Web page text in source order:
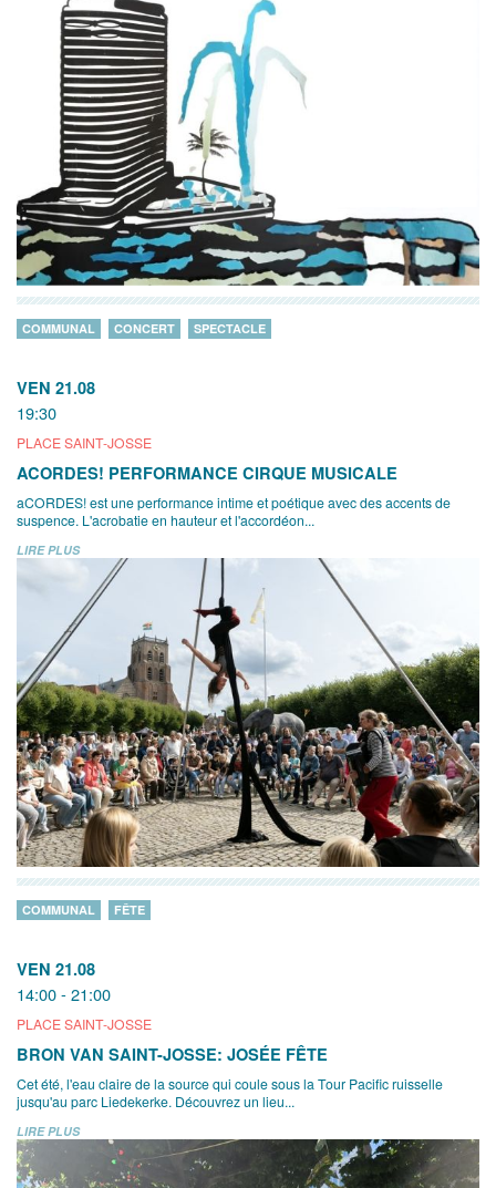
VEN 21.08
19:30
PLACE SAINT-JOSSE
COMMUNAL CONCERT SPECTACLE
ACORDES! PERFORMANCE CIRQUE MUSICALE
aCORDES! est une performance intime et poétique avec des accents de
suspence. L'acrobatie en hauteur et l'accordéon...
LIRE PLUS
VEN 21.08
14:00 - 21:00
PLACE SAINT-JOSSE
COMMUNAL FÊTE
BRON VAN SAINT-JOSSE: JOSÉE FÊTE
Cet été, l'eau claire de la source qui coule sous la Tour Pacific ruisselle
jusqu'au parc Liedekerke. Découvrez un lieu...
LIRE PLUS